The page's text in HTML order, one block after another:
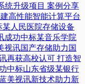
统升级项目​ 案例分享
高性能智能计算平台​
人民医院存储设备
成功中标某音乐学院
视讯国产存储助力国
再获高校认可 打造智
中标山东省级某银行
美视讯新技术助力新